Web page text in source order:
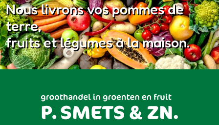
Nous livrons vos pommes de
terre,
fruits et légumes à la maison.